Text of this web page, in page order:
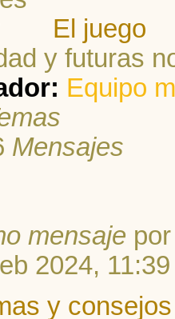
El juego
y futuras
Equipo
Mensajes
mensaje
2024, 11:39
y